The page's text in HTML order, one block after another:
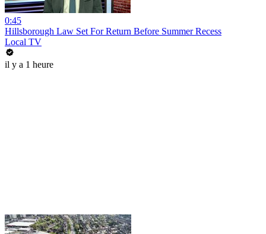
0:45
Hillsborough Law Set For Return Before Summer Recess
Local TV
il y a 1 heure